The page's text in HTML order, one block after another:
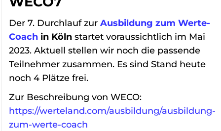
Der 7. Durchlauf zur Ausbildung zum Werte-
Coach in Köln startet voraussichtlich im Mai
2023. Aktuell stellen wir noch die passende
Teilnehmer zusammen. Es sind Stand heute
noch 4 Plätze frei.
Zur Beschreibung von WECO:
https://werteland.com/ausbildung/ausbildung-
zum-werte-coach